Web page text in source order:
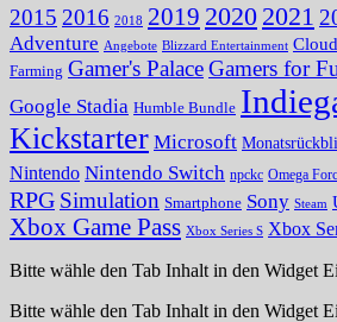
2015 2016 2018 2019 2020 2021
Adventure Angebote Blizzard Entertainment
Farming Gamer's PalaceGamers for
Google Stadia Humble Bundle
Kickstarter Microsoft
Nintendo Nintendo Switch npckc Omega
RPG Simulation Smartphone Sony Steam
Xbox Game Pass Xbox Series S Xbox
Bitte wähle den Tab Inhalt in den Widget
Bitte wähle den Tab Inhalt in den Widget